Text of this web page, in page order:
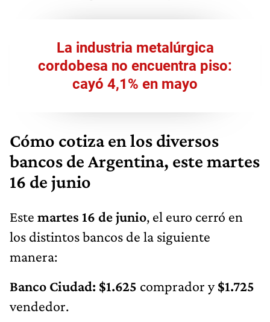
La industria metalúrgica
cordobesa no encuentra piso:
cayó 4,1% en mayo
Cómo cotiza en los diversos
bancos de Argentina, este martes
16 de junio
Este martes 16 de junio, el euro cerró en
los distintos bancos de la siguiente
manera:
Banco Ciudad: $1.625 comprador y$1.725
vendedor.